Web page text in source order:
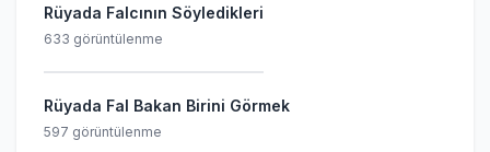
Rüyada Falcının Söyledikleri
633 görüntülenme
Rüyada Fal Bakan Birini Görmek
597 görüntülenme